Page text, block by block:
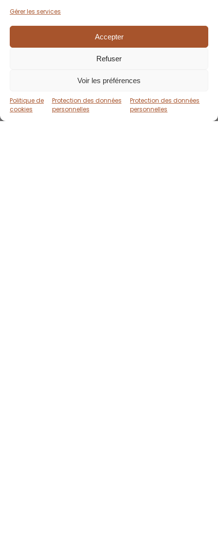
Gérer les services
Accepter
Refuser
Voir les préférences
Politique de
cookies
Protection des données
personnelles
Protection des données
personnelles